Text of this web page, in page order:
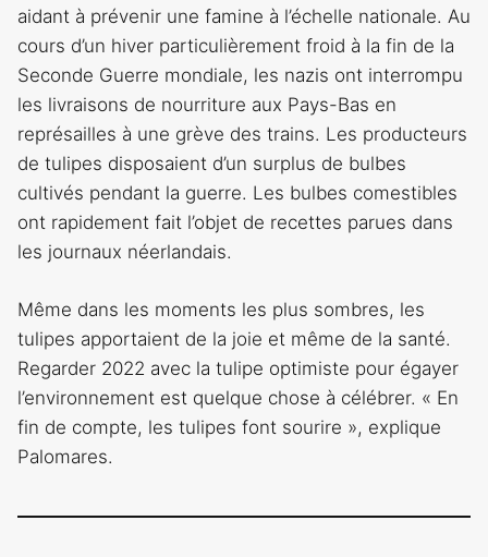
aidant à prévenir une famine à l’échelle nationale. Au
cours d’un hiver particulièrement froid à la fin de la
Seconde Guerre mondiale, les nazis ont interrompu
les livraisons de nourriture aux Pays-Bas en
représailles à une grève des trains. Les producteurs
de tulipes disposaient d’un surplus de bulbes
cultivés pendant la guerre. Les bulbes comestibles
ont rapidement fait l’objet de recettes parues dans
les journaux néerlandais.
Même dans les moments les plus sombres, les
tulipes apportaient de la joie et même de la santé.
Regarder 2022 avec la tulipe optimiste pour égayer
l’environnement est quelque chose à célébrer. « En
fin de compte, les tulipes font sourire », explique
Palomares.